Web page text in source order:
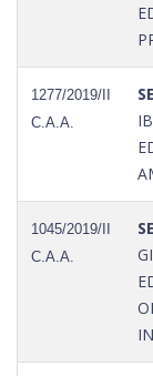
1277/2019/II
C.A.A.
1045/2019/II
C.A.A.